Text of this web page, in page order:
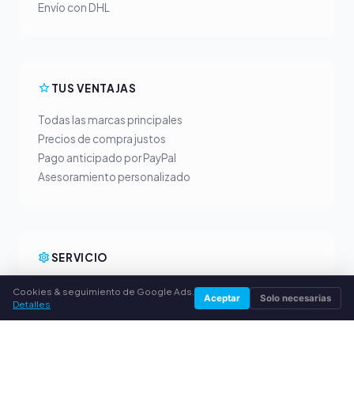
Envío con DHL
TUS VENTAJAS
Todas las marcas principales
Precios de compra justos
Pago anticipado por PayPal
Asesoramiento personalizado
SERVICIO
Sobre nosotros
Política de privacidad
Cookies & seguimiento de Google Ads.
Detalles
Aceptar Solo necesarias